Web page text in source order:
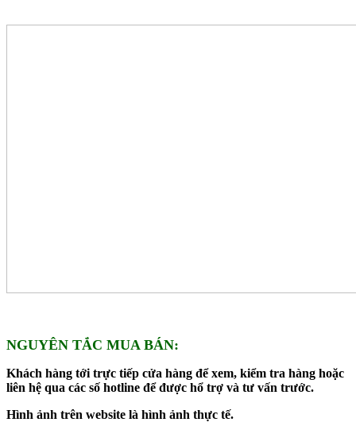
NGUYÊN TẮC MUA BÁN:
Khách hàng tới trực tiếp cửa hàng để xem, kiểm tra hàng hoặc
liên hệ qua các số hotline để được hổ trợ và tư vấn trước.
Hình ảnh trên website là hình ảnh thực tế.